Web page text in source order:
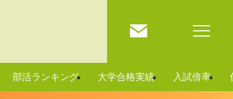
部活ランキング 大学合格実績 入試倍率